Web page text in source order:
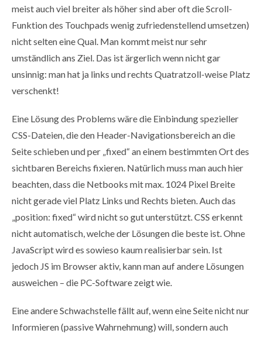
meist auch viel breiter als höher sind aber oft die Scroll-
Funktion des Touchpads wenig zufriedenstellend umsetzen)
nicht selten eine Qual. Man kommt meist nur sehr
umständlich ans Ziel. Das ist ärgerlich wenn nicht gar
unsinnig: man hat ja links und rechts Quatratzoll-weise Platz
verschenkt!
Eine Lösung des Problems wäre die Einbindung spezieller
CSS-Dateien, die den Header-Navigationsbereich an die
Seite schieben und per „fixed“ an einem bestimmten Ort des
sichtbaren Bereichs fixieren. Natürlich muss man auch hier
beachten, dass die Netbooks mit max. 1024 Pixel Breite
nicht gerade viel Platz Links und Rechts bieten. Auch das
„position: fixed“ wird nicht so gut unterstützt. CSS erkennt
nicht automatisch, welche der Lösungen die beste ist. Ohne
JavaScript wird es sowieso kaum realisierbar sein. Ist
jedoch JS im Browser aktiv, kann man auf andere Lösungen
ausweichen – die PC-Software zeigt wie.
Eine andere Schwachstelle fällt auf, wenn eine Seite nicht nur
Informieren (passive Wahrnehmung) will, sondern auch